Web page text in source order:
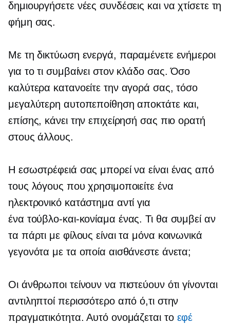
δημιουργήσετε νέες συνδέσεις και να χτίσετε τη
φήμη σας.
Με τη δικτύωση ενεργά, παραμένετε ενήμεροι
για το τι συμβαίνει στον κλάδο σας. Όσο
καλύτερα κατανοείτε την αγορά σας, τόσο
μεγαλύτερη αυτοπεποίθηση αποκτάτε και,
επίσης, κάνει την επιχείρησή σας πιο ορατή
στους άλλους.
Η εσωστρέφειά σας μπορεί να είναι ένας από
τους λόγους που χρησιμοποιείτε ένα
ηλεκτρονικό κατάστημα αντί για
ένα τούβλο-και-κονίαμα ένας. Τι θα συμβεί αν
τα πάρτι με φίλους είναι τα μόνα κοινωνικά
γεγονότα με τα οποία αισθάνεστε άνετα;
Οι άνθρωποι τείνουν να πιστεύουν ότι γίνονται
αντιληπτοί περισσότερο από ό,τι στην
πραγματικότητα. Αυτό ονομάζεται το εφέ